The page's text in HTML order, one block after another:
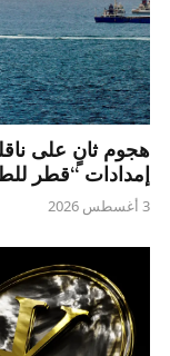
هجوم ثانٍ على
إمدادات “قطر
3 أغسطس 2026